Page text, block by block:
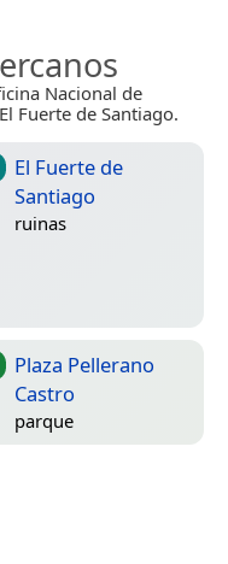
Nacional de
Fuerte de Santiago.
El Fuerte de
Santiago
ruinas
Plaza Pellerano
Castro
parque